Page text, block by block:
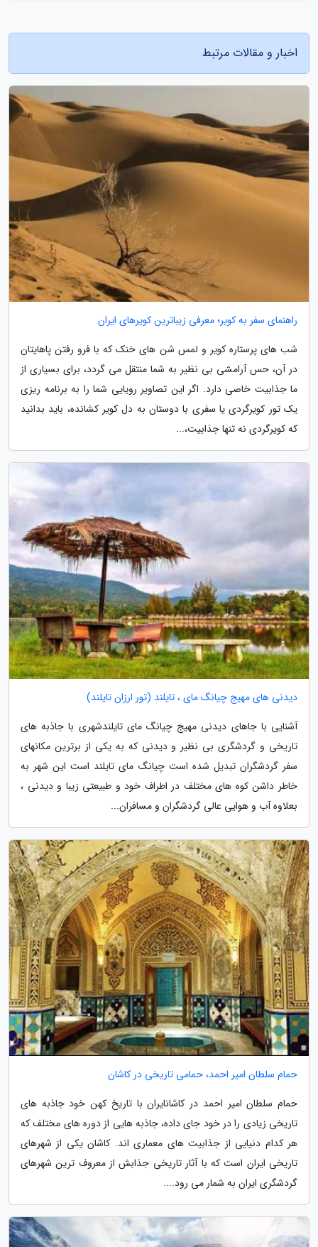
اخبار و مقالات مرتبط
راهنمای سفر به کویر؛ معرفی زیباترین کویرهای ایران
شب های پرستاره کویر و لمس شن های خنک که با فرو رفتن پاهایتان
در آن، حس آرامشی بی نظیر به شما منتقل می گردد، برای بسیاری از
ما جذابیت خاصی دارد. اگر این تصاویر رویایی شما را به برنامه ریزی
یک تور کویرگردی یا سفری با دوستان به دل کویر کشانده، باید بدانید
که کویرگردی نه تنها جذابیت،...
دیدنی های مهیج چیانگ مای ، تایلند (تور ارزان تایلند)
آشنایی با جاهای دیدنی مهیج چیانگ مای تایلندشهری با جاذبه های
تاریخی و گردشگری بی نظیر و دیدنی که به یکی از برترین مکانهای
سفر گردشگران تبدیل شده است چیانگ مای تایلند است این شهر به
خاطر داشن کوه های مختلف در اطراف خود و طبیعتی زیبا و دیدنی ،
بعلاوه آب و هوایی عالی گردشگران و مسافران...
حمام سلطان امیر احمد، حمامی تاریخی در کاشان
حمام سلطان امیر احمد در کاشانایران با تاریخ کهن خود جاذبه های
تاریخی زیادی را در خود جای داده، جاذبه هایی از دوره های مختلف که
هر کدام دنیایی از جذابیت های معماری اند. کاشان یکی از شهرهای
تاریخی ایران است که با آثار تاریخی جذابش از معروف ترین شهرهای
گردشگری ایران به شمار می رود....